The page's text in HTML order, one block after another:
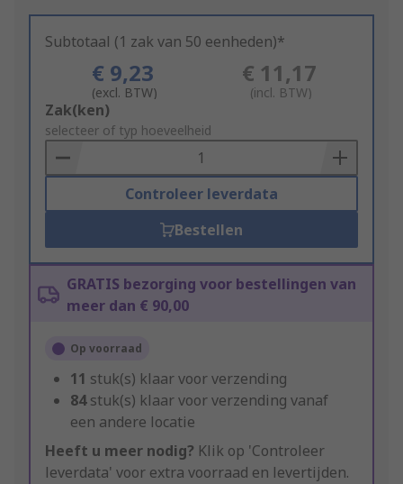
Subtotaal (1 zak van 50 eenheden)*
€ 9,23
(excl. BTW)
€ 11,17
(incl. BTW)
Add
to
Basket
Zak(ken)
selecteer of typ hoeveelheid
Controleer leverdata
Bestellen
GRATIS bezorging voor bestellingen van
meer dan € 90,00
Op voorraad
11 stuk(s) klaar voor verzending
84stuk(s) klaar voor verzending vanaf
een andere locatie
Heeft u meer nodig? Klik op 'Controleer
leverdata' voor extra voorraad en levertijden.